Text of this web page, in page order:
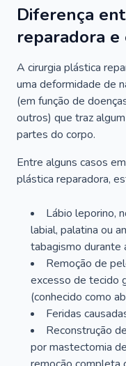
Diferença
reparadora e
A cirurgia plástica
uma deformidade de
(em função de
outros) que traz
partes do corpo.
Entre alguns casos
plástica reparadora,
Lábio leporino,
labial, palatina ou
tabagismo durante
Remoção de
excesso de tecido
(conhecido como
Feridas
Reconstrução
por mastectomia